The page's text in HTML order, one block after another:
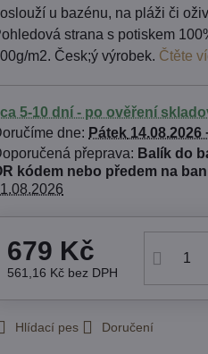
u bazénu, na pláži či
strana s potiskem
m2. Česk;ý výrobek. Čtěte
5-10 dní - po ověření
dne: Pátek 14.08.2026
Balík do
kódem nebo předem na
679 Kč
561,16 Kč bez DPH
Hlídací pes Doručení